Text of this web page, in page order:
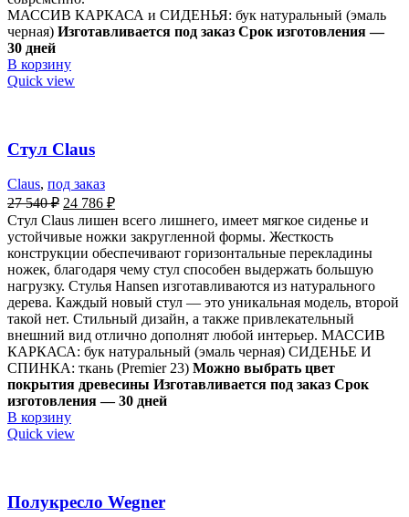
МАССИВ КАРКАСА и СИДЕНЬЯ: бук натуральный (эмаль
черная) Изготавливается под заказ Срок изготовления —
30 дней
В корзину
Quick view
Стул Claus
Claus, под заказ
27 540₽ 24 786 ₽
Стул Claus лишен всего лишнего, имеет мягкое сиденье и
устойчивые ножки закругленной формы. Жесткость
конструкции обеспечивают горизонтальные перекладины
ножек, благодаря чему стул способен выдержать большую
нагрузку. Стулья Hansen изготавливаются из натурального
дерева. Каждый новый стул — это уникальная модель, второй
такой нет. Стильный дизайн, а также привлекательный
внешний вид отлично дополнят любой интерьер. МАССИВ
КАРКАСА: бук натуральный (эмаль черная) СИДЕНЬЕ И
СПИНКА: ткань (Premier 23) Можно выбрать цвет
покрытия древесины Изготавливается под заказ Срок
изготовления — 30 дней
В корзину
Quick view
Полукресло Wegner